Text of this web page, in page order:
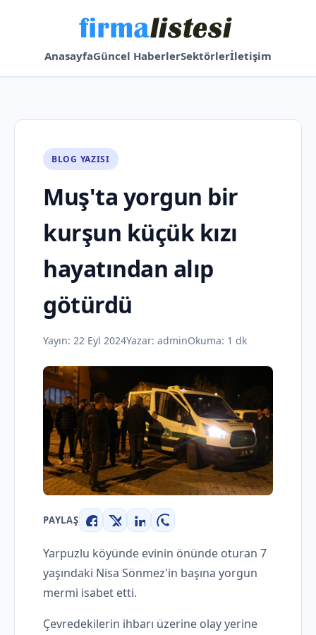
AnasayfaGüncel HaberlerSektörlerİletişim
BLOG YAZISI
Muş'ta yorgun bir
kurşun küçük kızı
hayatından alıp
götürdü
Yayın: 22 Eyl 2024Yazar: adminOkuma: 1 dk
PAYLAŞ
Facebook
X LinkedInWhatsApp
Yarpuzlu köyünde evinin önünde oturan 7
yaşındaki Nisa Sönmez'in başına yorgun
mermi isabet etti.
Çevredekilerin ihbarı üzerine olay yerine